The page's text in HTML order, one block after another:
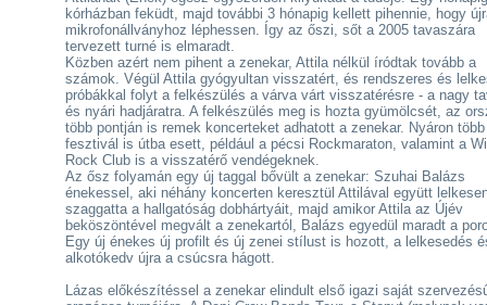
kórházban feküdt, majd további 3 hónapig kellett pihennie, hogy
mikrofonállványhoz léphessen. Így az őszi, sőt a 2005 tavaszára
tervezett turné is elmaradt.
Közben azért nem pihent a zenekar, Attila nélkül íródtak tovább a
számok. Végül Attila gyógyultan visszatért, és rendszeres és
próbákkal folyt a felkészülés a várva várt visszatérésre - a nagy
és nyári hadjáratra. A felkészülés meg is hozta gyümölcsét, az
több pontján is remek koncerteket adhatott a zenekar. Nyáron több
fesztivál is útba esett, például a pécsi Rockmaraton, valamint a
Rock Club is a visszatérő vendégeknek.
Az ősz folyamán egy új taggal bővült a zenekar: Szuhai Balázs
énekessel, aki néhány koncerten keresztül Attilával együtt
szaggatta a hallgatóság dobhártyáit, majd amikor Attila az Újév
beköszöntével megvált a zenekartól, Balázs egyedül maradt a
Egy új énekes új profilt és új zenei stílust is hozott, a lelkesedés
alkotókedv újra a csúcsra hágott.
Lázas előkészítéssel a zenekar elindult első igazi saját